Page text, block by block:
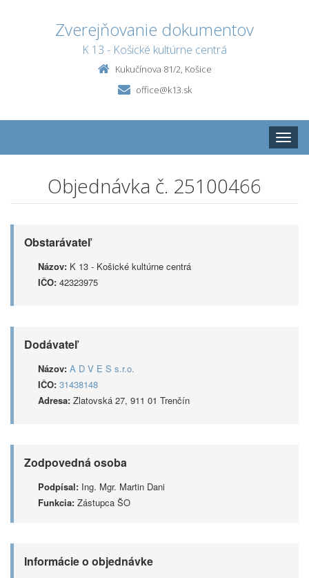
Zverejňovanie dokumentov
K 13 - Košické kultúrne centrá
Kukučínova 81/2, Košice
office@k13.sk
Toggle
Objednávka č. 25100466
Obstarávateľ
Názov: K 13 - Košické kultúrne centrá
IČO: 42323975
Dodávateľ
Názov: A D V E S s.r.o.
IČO: 31438148
Adresa: Zlatovská 27, 911 01 Trenčín
Zodpovedná osoba
Podpísal: Ing. Mgr. Martin Dani
Funkcia: Zástupca ŠO
Informácie o objednávke